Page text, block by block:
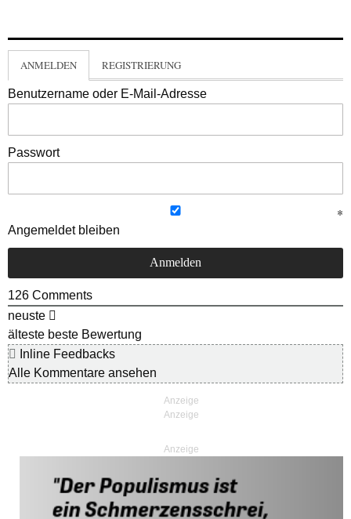
ANMELDEN REGISTRIERUNG
Benutzername oder E-Mail-Adresse
Passwort
Angemeldet bleiben
126 Comments
neuste
älteste beste Bewertung
Inline Feedbacks
Alle Kommentare ansehen
Anzeige